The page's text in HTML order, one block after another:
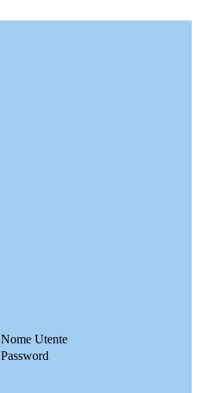
Nome Utente
Password